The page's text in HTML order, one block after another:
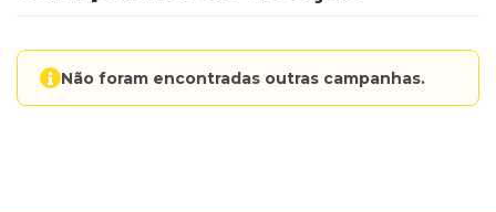
Não foram encontradas outras campanhas.